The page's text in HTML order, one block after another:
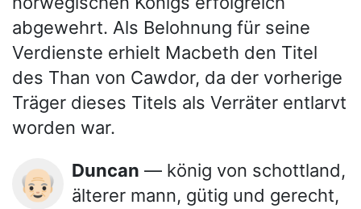
abgewehrt. Als Belohnung für seine
Verdienste erhielt Macbeth den Titel
des Than von Cawdor, da der vorherige
Träger dieses Titels als Verräter entlarvt
worden war.
👴🏻 Duncan — könig von schottland,
älterer mann, gütig und gerecht,